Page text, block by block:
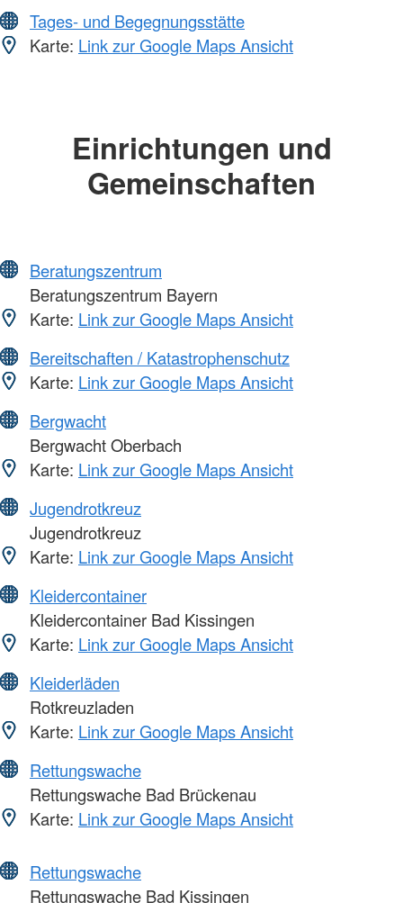
Tages- und Begegnungsstätte
Karte: Link zur Google Maps Ansicht
Einrichtungen und
Gemeinschaften
Beratungszentrum
Beratungszentrum Bayern
Karte: Link zur Google Maps Ansicht
Bereitschaften / Katastrophenschutz
Karte: Link zur Google Maps Ansicht
Bergwacht
Bergwacht Oberbach
Karte: Link zur Google Maps Ansicht
Jugendrotkreuz
Jugendrotkreuz
Karte: Link zur Google Maps Ansicht
Kleidercontainer
Kleidercontainer Bad Kissingen
Karte: Link zur Google Maps Ansicht
Kleiderläden
Rotkreuzladen
Karte: Link zur Google Maps Ansicht
Rettungswache
Rettungswache Bad Brückenau
Karte: Link zur Google Maps Ansicht
Rettungswache
Rettungswache Bad Kissingen